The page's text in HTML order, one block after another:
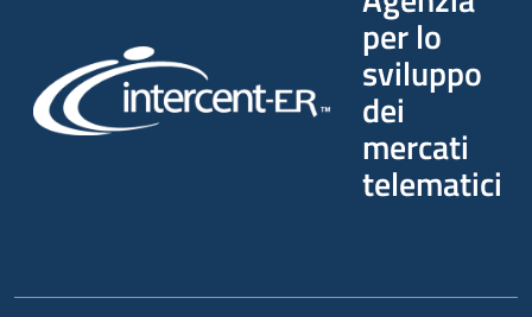
per lo
sviluppo
dei
mercati
telematici